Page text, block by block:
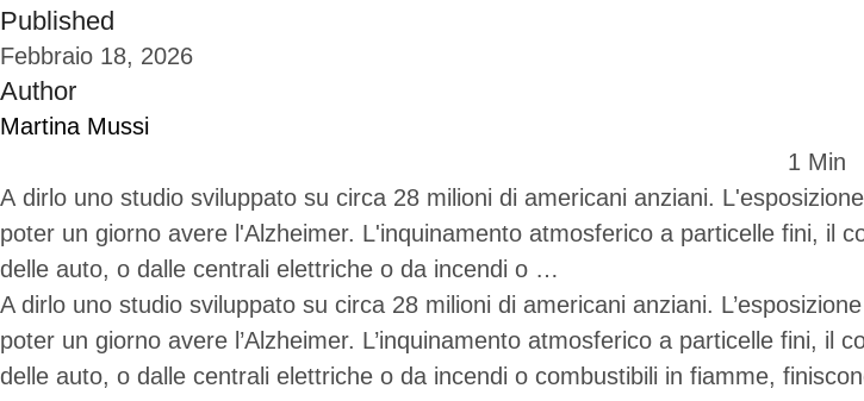
Published
Febbraio 18, 2026
Author
Martina Mussi
1 Min
A dirlo uno studio sviluppato su circa 28 milioni di americani anziani.
poter un giorno avere l'Alzheimer. L'inquinamento atmosferico a particelle fini, il
delle auto, o dalle centrali elettriche o da incendi o …
A dirlo uno studio sviluppato su circa 28 milioni di americani anziani.
poter un giorno avere l’Alzheimer. L’inquinamento atmosferico a particelle fini,
delle auto, o dalle centrali elettriche o da incendi o combustibili in fiamme,